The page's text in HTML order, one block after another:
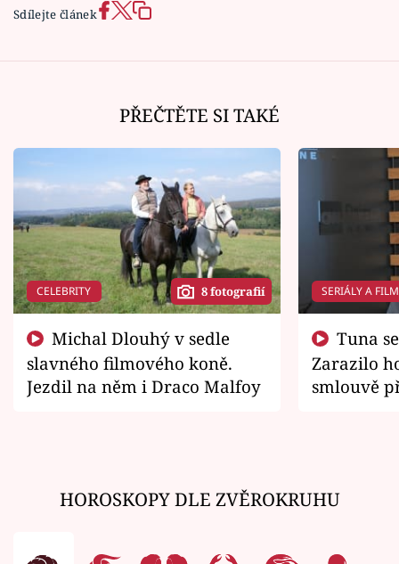
Sdílejte článek
PŘEČTĚTE SI TAKÉ
CELEBRITY 8 fotografií
slavného filmového koně.
Jezdil na něm i Draco Malfoy
SERIÁLY A
Zarazilo
smlouvě
HOROSKOPY DLE ZVĚROKRUHU